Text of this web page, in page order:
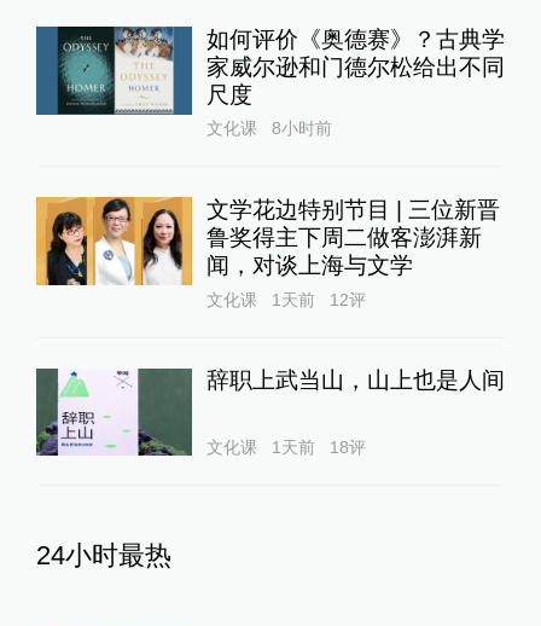
如何评价《奥德赛》？古典学
家威尔逊和门德尔松给出不同
尺度
文化课 8小时前
文学花边特别节目 | 三位新晋
鲁奖得主下周二做客澎湃新
闻，对谈上海与文学
文化课 1天前 12评
辞职上武当山，山上也是人间
文化课 1天前 18评
24小时最热